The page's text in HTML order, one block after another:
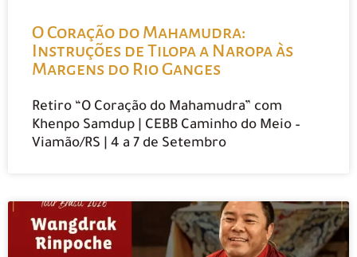
O Coração do Mahamudra:
Instruções de Tilopa a Naropa às
Margens do Rio Ganges
Retiro “O Coração do Mahamudra” com
Khenpo Samdup | CEBB Caminho do Meio –
Viamão/RS | 4 a 7 de Setembro